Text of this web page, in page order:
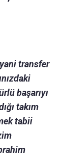
transfer
başarıyı
takım
tabii